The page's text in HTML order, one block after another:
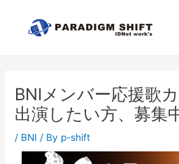
BNIメンバー応援歌
出演したい方、募集
/ BNI / By p-shift
navigation